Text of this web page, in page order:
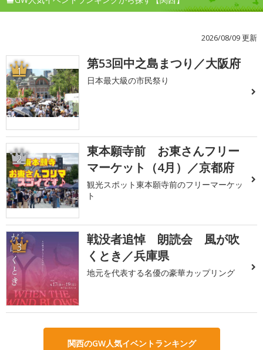
2026/08/09 更新
1 第53回中之島まつり／大阪府
日本最大級の市民祭り
2
東本願寺前 お東さんフリー
マーケット（4月）／京都府
観光スポット東本願寺前のフリーマーケッ
ト
3
戦没者追悼 朗読会 風が吹
くとき／兵庫県
地元を代表する名優の豪華カップリング
関西のGW人気イベントランキング